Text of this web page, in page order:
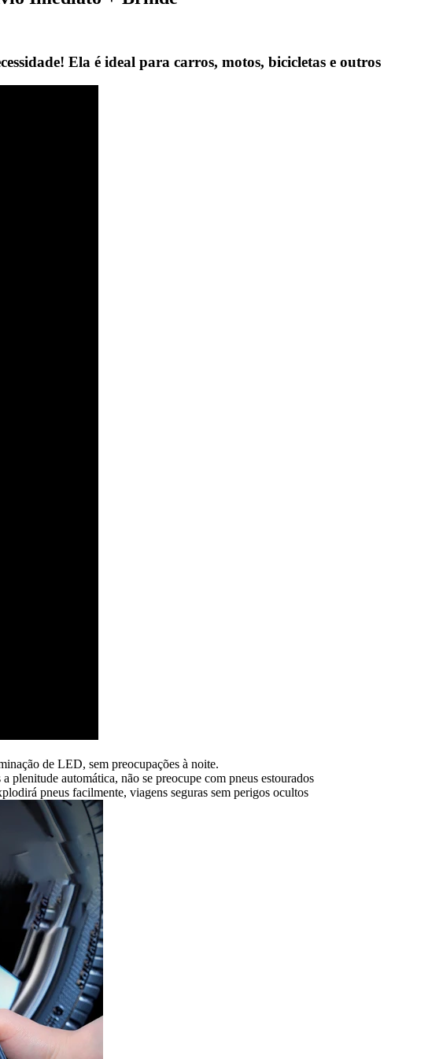
Ela é ideal para carros, motos, bicicletas e outros
de LED, sem preocupações à noite.
plenitude automática, não se preocupe com pneus estourados
pneus facilmente, viagens seguras sem perigos ocultos